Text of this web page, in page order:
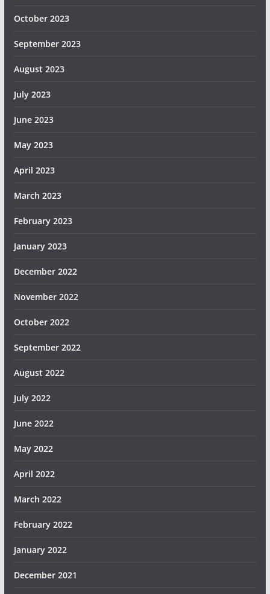
October 2023
September 2023
August 2023
July 2023
June 2023
May 2023
April 2023
March 2023
February 2023
January 2023
December 2022
November 2022
October 2022
September 2022
August 2022
July 2022
June 2022
May 2022
April 2022
March 2022
February 2022
January 2022
December 2021